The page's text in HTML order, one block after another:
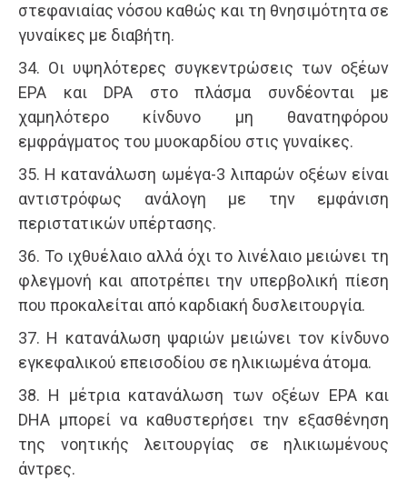
στεφανιαίας νόσου καθώς και τη θνησιμότητα σε
γυναίκες με διαβήτη.
34. Οι υψηλότερες συγκεντρώσεις των οξέων
EPA και DPA στο πλάσμα συνδέονται με
χαμηλότερο κίνδυνο μη θανατηφόρου
εμφράγματος του μυοκαρδίου στις γυναίκες.
35. Η κατανάλωση ωμέγα-3 λιπαρών οξέων είναι
αντιστρόφως ανάλογη με την εμφάνιση
περιστατικών υπέρτασης.
36. Το ιχθυέλαιο αλλά όχι το λινέλαιο μειώνει τη
φλεγμονή και αποτρέπει την υπερβολική πίεση
που προκαλείται από καρδιακή δυσλειτουργία.
37. Η κατανάλωση ψαριών μειώνει τον κίνδυνο
εγκεφαλικού επεισοδίου σε ηλικιωμένα άτομα.
38. Η μέτρια κατανάλωση των οξέων EPA και
DHA μπορεί να καθυστερήσει την εξασθένηση
της νοητικής λειτουργίας σε ηλικιωμένους
άντρες.